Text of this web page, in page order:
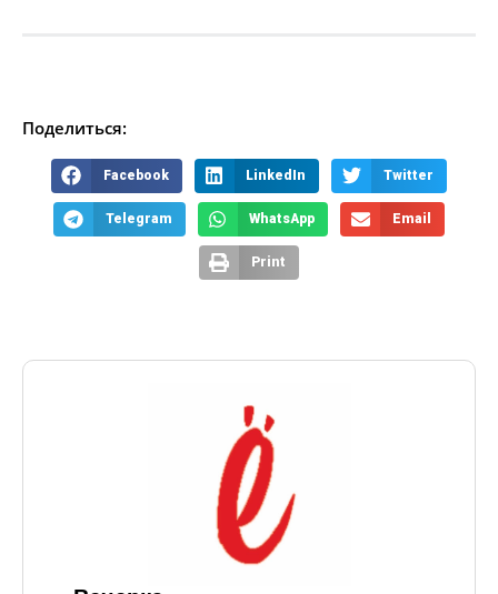
Поделиться:
Facebook LinkedIn Twitter
Telegram WhatsApp Email
Print